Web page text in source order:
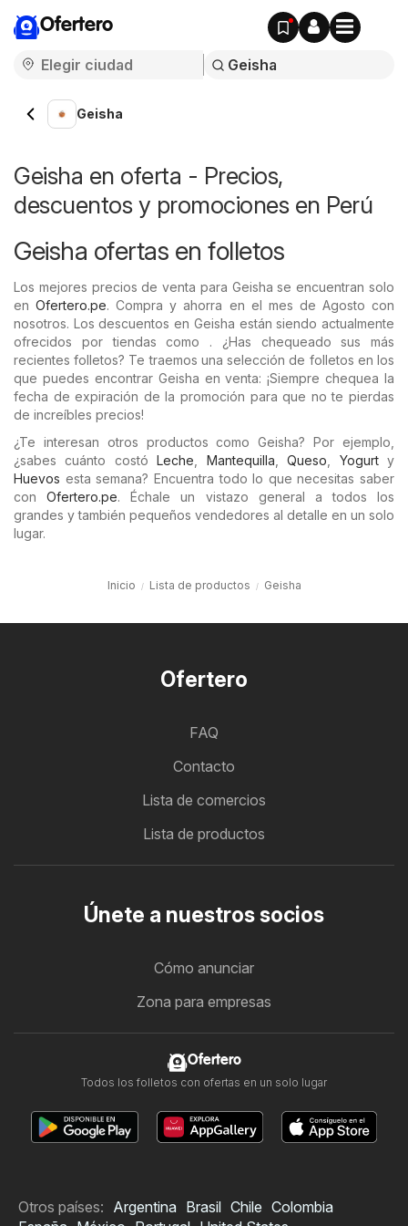
Ofertero
Geisha
Geisha en oferta - Precios,
descuentos y promociones en Perú
Geisha ofertas en folletos
Los mejores precios de venta para Geisha se encuentran solo
enOfertero.pe. Compra y ahorra en el mes de Agosto con
nosotros. Los descuentos en Geisha están siendo actualmente
ofrecidos por tiendas como . ¿Has chequeado sus más
recientes folletos? Te traemos una selección de folletos en los
que puedes encontrar Geisha en venta: ¡Siempre chequea la
fecha de expiración de la promoción para que no te pierdas
de increíbles precios!
¿Te interesan otros productos como Geisha? Por ejemplo,
¿sabes cuánto costóLeche Mantequilla ,Queso Yogurty
Huevos esta semana? Encuentra todo lo que necesitas saber
conOfertero.pe. Échale un vistazo general a todos los
grandes y también pequeños vendedores al detalle en un solo
lugar.
Inicio Lista de productos Geisha
Ofertero
FAQ
Contacto
Lista de comercios
Lista de productos
Únete a nuestros socios
Cómo anunciar
Zona para empresas
Ofertero
Todos los folletos con ofertas en un solo lugar
Otros países: Argentina Brasil Chile Colombia